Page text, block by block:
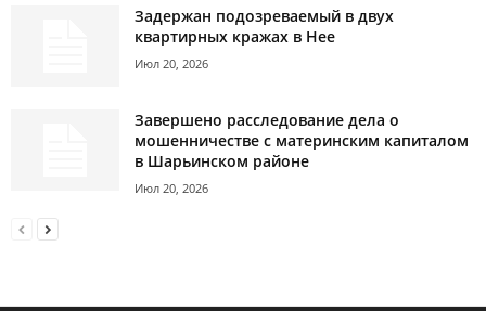
Задержан подозреваемый в двух
квартирных кражах в Нее
Июл 20, 2026
Завершено расследование дела о
мошенничестве с материнским капиталом
в Шарьинском районе
Июл 20, 2026